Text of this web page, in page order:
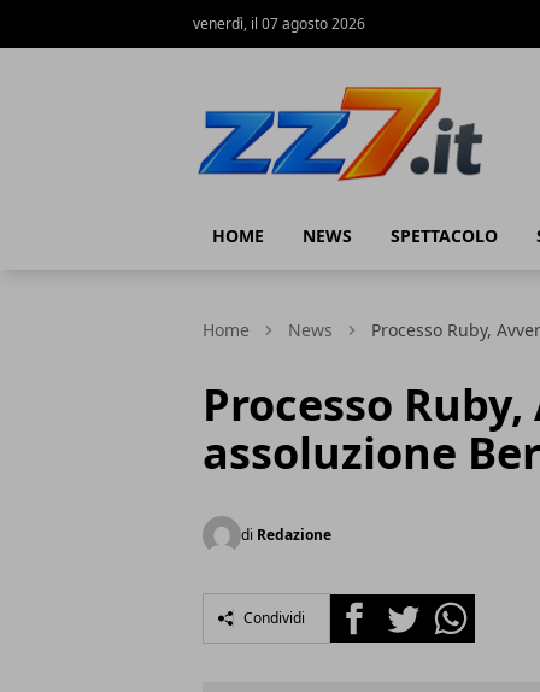
venerdì, il 07 agosto 2026
HOME NEWS SPETTACOLO
Home News Processo Ruby,
Processo
assoluzione
di Redazione
Condividi FacebookTwitterWhatsapp